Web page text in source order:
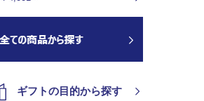
ギフトの目的から探す